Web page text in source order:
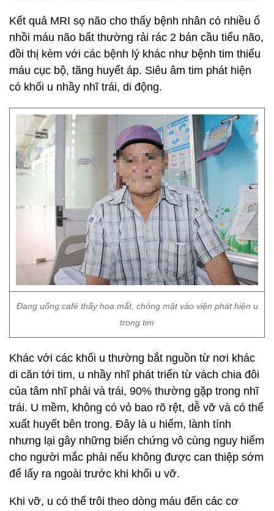
Kết quả MRI sọ não cho thấy bệnh nhân có nhiều ổ
nhồi máu não bất thường rải rác 2 bán cầu tiểu não,
đồi thị kèm với các bệnh lý khác như bệnh tim thiếu
máu cục bộ, tăng huyết áp. Siêu âm tim phát hiện
có khối u nhầy nhĩ trái, di động.
Đang uống café thấy hoa mắt, chóng mặt vào viện phát hiện u
trong tim
Khác với các khối u thường bắt nguồn từ nơi khác
di căn tới tim, u nhầy nhĩ phát triển từ vách chia đôi
của tâm nhĩ phải và trái, 90% thường gặp trong nhĩ
trái. U mềm, không có vỏ bao rõ rệt, dễ vỡ và có thể
xuất huyết bên trong. Đây là u hiếm, lành tính
nhưng lại gây những biến chứng vô cùng nguy hiểm
cho người mắc phải nếu không được can thiệp sớm
để lấy ra ngoài trước khi khối u vỡ.
Khi vỡ, u có thể trôi theo dòng máu đến các cơ